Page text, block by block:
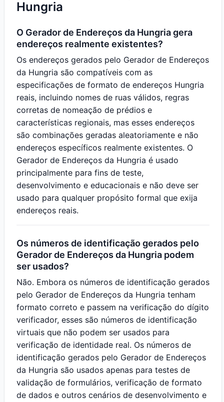
Hungria
O Gerador de Endereços da Hungria gera
endereços realmente existentes?
Os endereços gerados pelo Gerador de Endereços
da Hungria são compatíveis com as
especificações de formato de endereços Hungria
reais, incluindo nomes de ruas válidos, regras
corretas de nomeação de prédios e
características regionais, mas esses endereços
são combinações geradas aleatoriamente e não
endereços específicos realmente existentes. O
Gerador de Endereços da Hungria é usado
principalmente para fins de teste,
desenvolvimento e educacionais e não deve ser
usado para qualquer propósito formal que exija
endereços reais.
Os números de identificação gerados pelo
Gerador de Endereços da Hungria podem
ser usados?
Não. Embora os números de identificação gerados
pelo Gerador de Endereços da Hungria tenham
formato correto e passem na verificação do dígito
verificador, esses são números de identificação
virtuais que não podem ser usados para
verificação de identidade real. Os números de
identificação gerados pelo Gerador de Endereços
da Hungria são usados apenas para testes de
validação de formulários, verificação de formato
de dados e outros cenários de desenvolvimento e